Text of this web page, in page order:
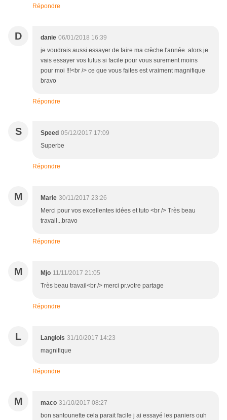
Répondre
D danie 06/01/2018 16:39
je voudrais aussi essayer de faire ma crèche l'année. alors je
vais essayer vos tutus si facile pour vous surement moins
pour moi !!!<br /> ce que vous faites est vraiment magnifique
bravo
Répondre
S Speed 05/12/2017 17:09
Superbe
Répondre
M Marie 30/11/2017 23:26
Merci pour vos excellentes idées et tuto <br /> Très beau
travail...bravo
Répondre
M Mjo 11/11/2017 21:05
Très beau travail<br /> merci pr.votre partage
Répondre
L Langlois 31/10/2017 14:23
magnifique
Répondre
M maco 31/10/2017 08:27
bon santounette cela parait facile j ai essayé les paniers ouh